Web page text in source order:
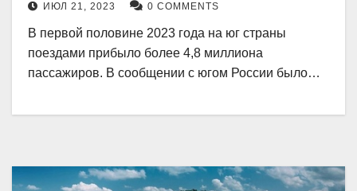
ИЮЛ 21, 2023 0 COMMENTS
В первой половине 2023 года на юг страны
поездами прибыло более 4,8 миллиона
пассажиров. В сообщении с югом России было…